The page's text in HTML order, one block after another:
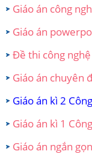
Giáo án công
Giáo án
Đề thi công
Giáo án chuyên
Giáo án kì 2
Giáo án kì 1
Giáo án ngắn